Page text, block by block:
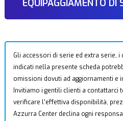
EQUIPAGGIAMENTO DI
Gli accessori di serie ed extra serie,
indicati nella presente scheda
omissioni dovuti ad aggiornamenti e
Invitiamo i gentili clienti a contattarci
verificare l’effettiva disponibilità,
Azzurra Center declina ogni